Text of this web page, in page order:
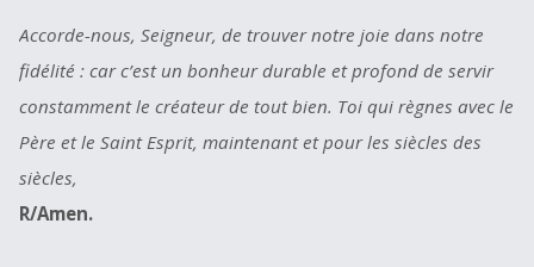
Accorde-nous, Seigneur, de trouver notre joie dans notre
fidélité : car c’est un bonheur durable et profond de servir
constamment le créateur de tout bien. Toi qui règnes avec le
Père et le Saint Esprit, maintenant et pour les siècles des
siècles,
R/Amen.